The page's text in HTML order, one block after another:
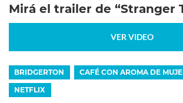
Mirá el trailer de “Stranger
VER VIDEO
BRIDGERTON CAFÉ CON AROMA DE
NETFLIX